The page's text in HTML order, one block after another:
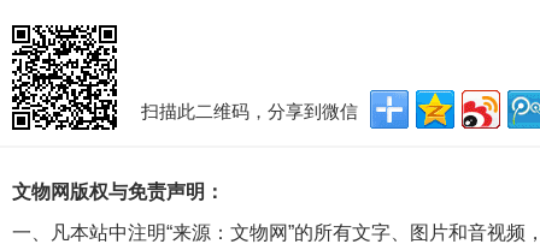
扫描此二维码，分享到微信
文物网版权与免责声明：
一、凡本站中注明“来源：文物网”的所有文字、图片和音视